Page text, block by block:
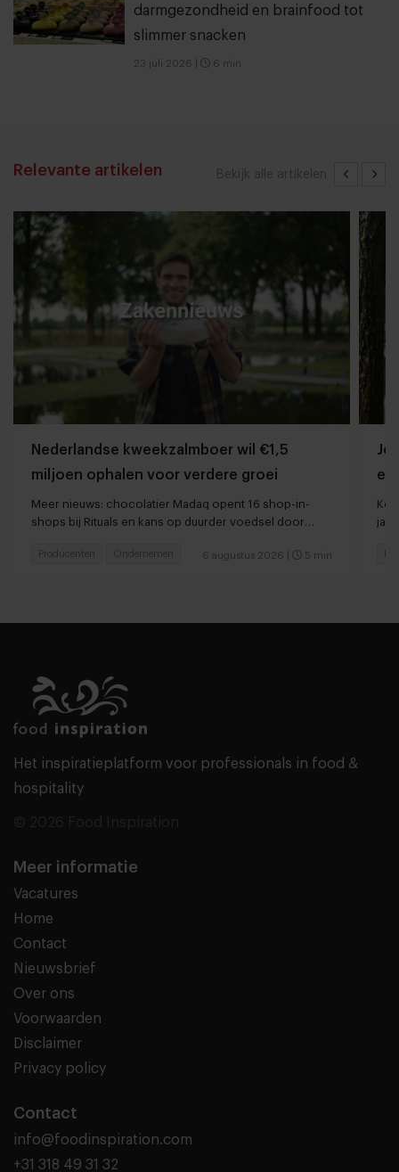
darmgezondheid en brainfood tot
slimmer snacken
23 juli 2026 6 min
Bekijk alle artikelen
Relevante artikelen
Nederlandse kweekzalmboer wil €1,5
miljoen ophalen voor verdere groei
Meer nieuws: chocolatier Madaq opent 16 shop-in-
shops bij Rituals en kans op duurder voedsel door
6 augustus 2026 5 min
Producenten Ondernemen
Het inspiratieplatform voor professionals in food &
hospitality
Meer informatie
Vacatures
Home
Contact
Nieuwsbrief
Over ons
Voorwaarden
Disclaimer
Privacy policy
Contact
info@foodinspiration.com
+31 318 49 31 32